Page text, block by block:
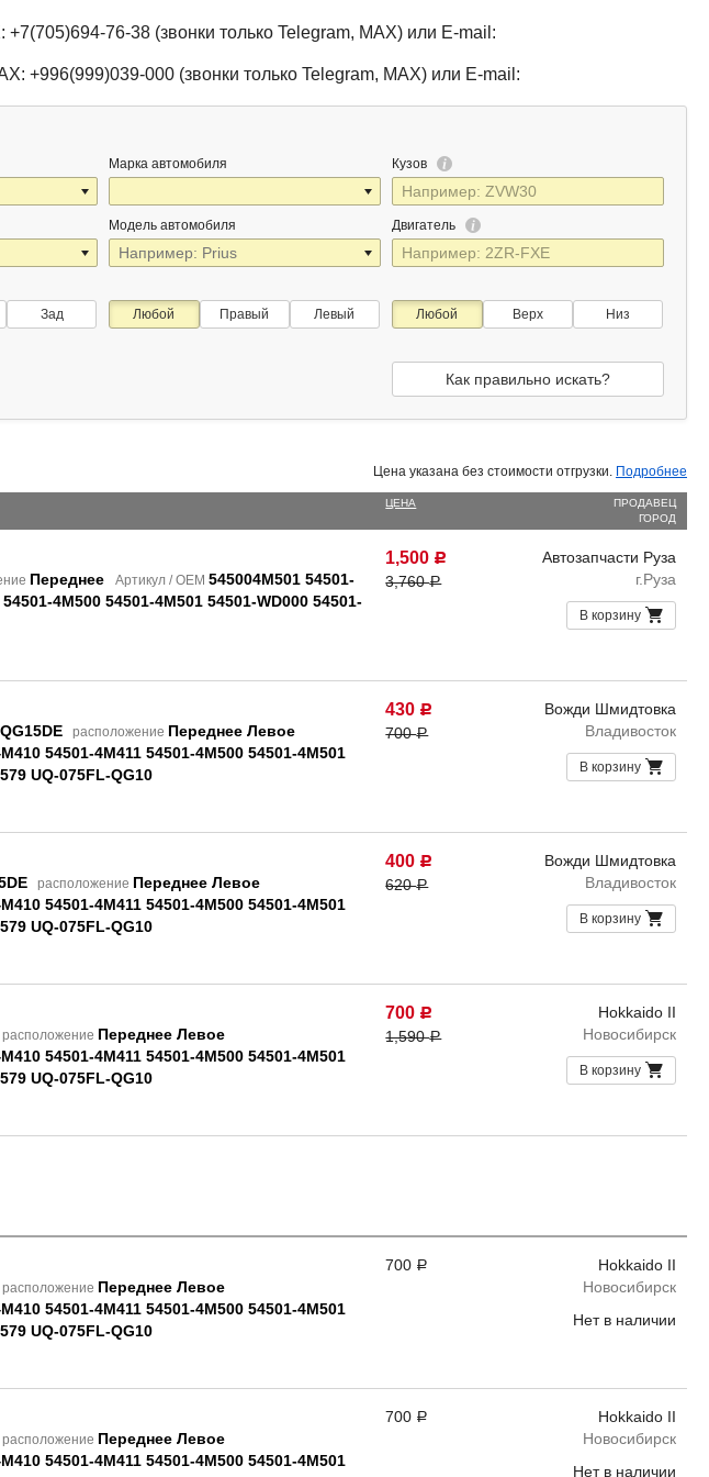
76-38 (звонки только Telegram, MAX) или E-mail:
+996(999)039-000 (звонки только Telegram, MAX) или E-mail:
Марка автомобиля
Модель автомобиля
Кузов
Двигатель
Зад Любой Правый Левый Любой Верх Низ
Как правильно искать?
Цена указана без стоимости отгрузки. Подробнее
ЦЕНА
ПРОДАВЕЦ
ГОРОД
Переднее Артикул / OEM 545004M501 54501-
4M500 54501-4M501 54501-WD000 54501-
1,500 Р
3,760Р
Автозапчасти Руза
г.Руза
В корзину
QG15DE расположение Переднее Левое
54501-4M411 54501-4M500 54501-4M501
UQ-075FL-QG10
430 Р
700Р
Вожди Шмидтовка
Владивосток
В корзину
расположение Переднее Левое
54501-4M411 54501-4M500 54501-4M501
UQ-075FL-QG10
400 Р
620Р
Вожди Шмидтовка
Владивосток
В корзину
расположение Переднее Левое
54501-4M411 54501-4M500 54501-4M501
UQ-075FL-QG10
700 Р
1,590Р
Hokkaido II
Новосибирск
В корзину
расположение Переднее Левое
54501-4M411 54501-4M500 54501-4M501
UQ-075FL-QG10
700 Р
Hokkaido II
Новосибирск
Нет в наличии
расположение Переднее Левое
54501-4M411 54501-4M500 54501-4M501
700 Р
Hokkaido II
Новосибирск
Нет в наличии